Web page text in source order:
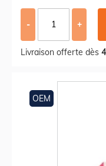
- +
Livraison offerte dès
OEM